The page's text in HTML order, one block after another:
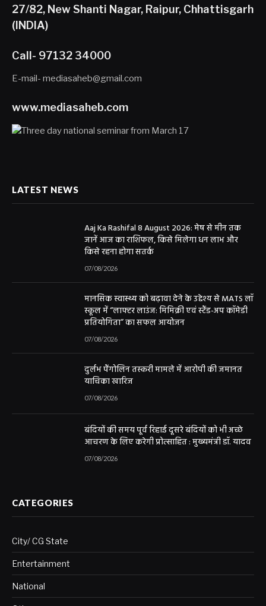
27/82, New Shanti Nagar, Raipur, Chhattisgarh
(INDIA)
Call- 97132 34000
E-mail- mediasaheb@gmail.com
www.mediasaheb.com
LATEST NEWS
Aaj Ka Rashifal 8 August 2026: मेष से मीन तक
जानें आज का राशिफल, किसे मिलेगा धन लाभ और
किसे रहना होगा सतर्क
07/08/2026
मानसिक स्वास्थ्य को बढ़ावा देने के उद्देश्य से MATS लॉ
स्कूल में “लाफ्टर लाउंज: मिमिक्री एवं स्टैंड-अप कॉमेडी
प्रतियोगिता” का सफल आयोजन
07/08/2026
दुर्लभ पैंगोलिन तस्करी मामले में आरोपी की जमानत
याचिका खारिज
07/08/2026
बंदियों की समय पूर्व रिहाई दूसरे बंदियों को भी अच्छे
आचरण के लिए करेगी प्रोत्साहित : मुख्यमंत्री डॉ. यादव
07/08/2026
CATEGORIES
City/ CG State
Entertainment
National